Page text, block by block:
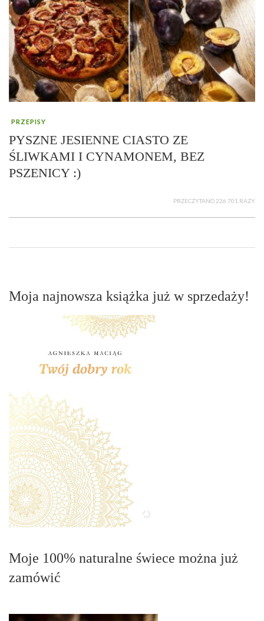
PRZEPISY
PYSZNE JESIENNE CIASTO ZE
ŚLIWKAMI I CYNAMONEM, BEZ
PSZENICY :)
PRZECZYTANO 226 701 RAZY
Moja najnowsza książka już w sprzedaży!
Moje 100% naturalne świece można już
zamówić